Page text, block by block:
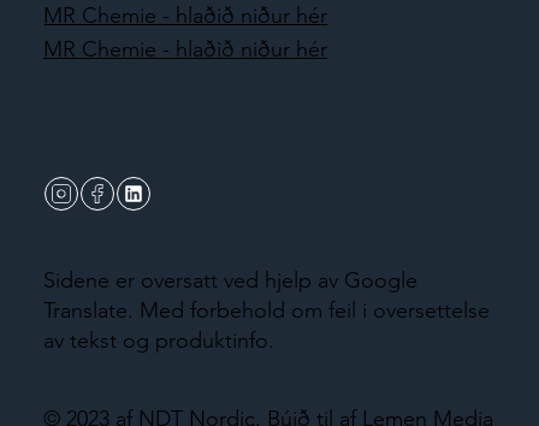
© 2023 af NDT Nordic. Búið til af Lemen Media
Sidene er oversatt ved hjelp av Google
Translate. Med forbehold om feil i oversettelse
av tekst og produktinfo.
MR Chemie - hlaðið niður hér
MR Chemie - hlaðið niður hér